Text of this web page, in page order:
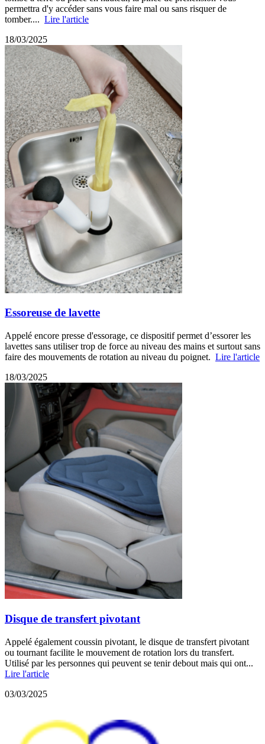
permettra d'y accéder sans vous faire mal ou sans risquer de
tomber.... Lire l'article
18/03/2025
Essoreuse de lavette
Appelé encore presse d'essorage, ce dispositif permet d’essorer les
lavettes sans utiliser trop de force au niveau des mains et surtout sans
faire des mouvements de rotation au niveau du poignet. Lire l'article
18/03/2025
Disque de transfert pivotant
Appelé également coussin pivotant, le disque de transfert pivotant
ou tournant facilite le mouvement de rotation lors du transfert.
Utilisé par les personnes qui peuvent se tenir debout mais qui ont...
Lire l'article
03/03/2025